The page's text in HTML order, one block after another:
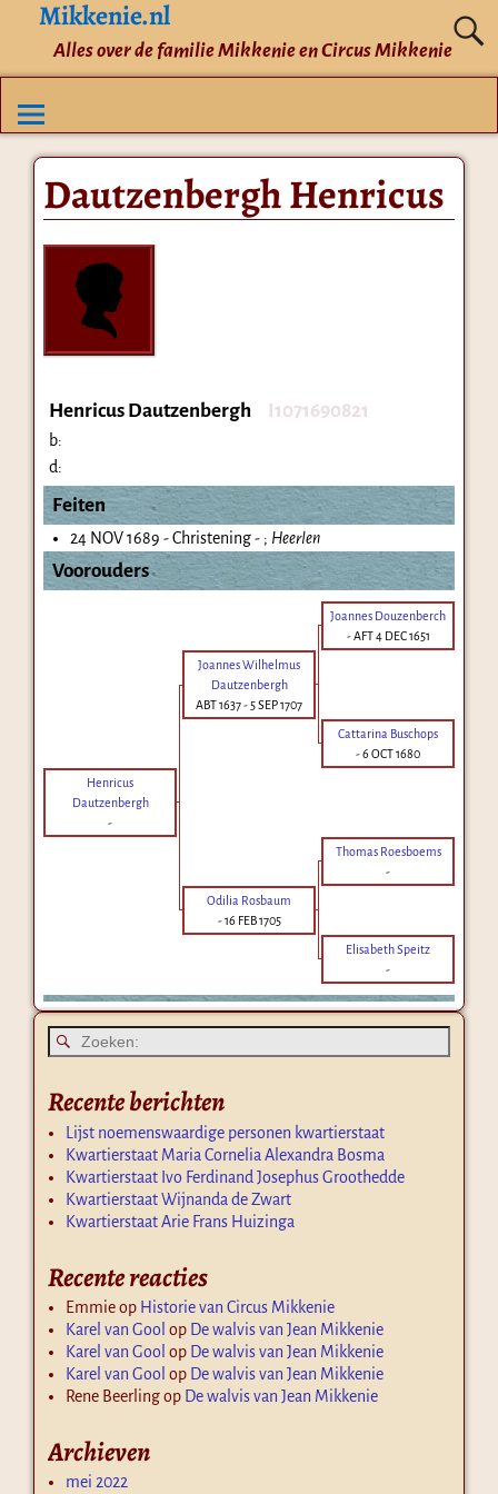
Mikkenie.nl
Alles over de familie Mikkenie en Circus Mikkenie
Dautzenbergh Henricus
Henricus Dautzenbergh I1071690821
b:
d:
Feiten
24 NOV 1689 - Christening - ; Heerlen
Voorouders
Joannes Douzenberch
-AFT 4 DEC 1651
Joannes Wilhelmus
Dautzenbergh
ABT 1637-5 SEP 1707
Cattarina Buschops
-6 OCT 1680
Henricus
Dautzenbergh
-
Thomas Roesboems
-
Odilia Rosbaum
-16 FEB 1705
Elisabeth Speitz
-
Recente berichten
Lijst noemenswaardige personen kwartierstaat
Kwartierstaat Maria Cornelia Alexandra Bosma
Kwartierstaat Ivo Ferdinand Josephus Groothedde
Kwartierstaat Wijnanda de Zwart
Kwartierstaat Arie Frans Huizinga
Recente reacties
Emmieop Historie van Circus Mikkenie
Karel van Gool op De walvis van Jean Mikkenie
Karel van Gool op De walvis van Jean Mikkenie
Karel van Gool op De walvis van Jean Mikkenie
Rene Beerlingop De walvis van Jean Mikkenie
Archieven
mei 2022